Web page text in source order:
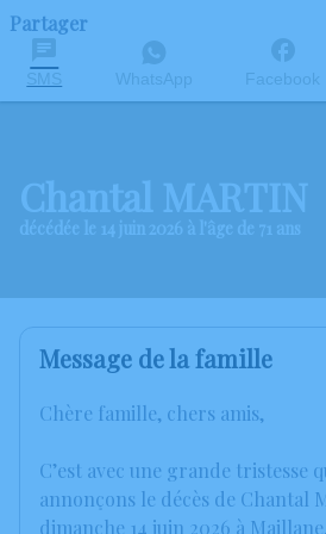
Partager
SMS WhatsApp Facebook
Chantal MARTIN
décédée le 14 juin 2026 à l'âge de 71 ans
Message de la famille
Chère famille, chers amis,
C’est avec une grande tristesse
annonçons le décès de Chantal
dimanche 14 juin 2026 à Maillane.